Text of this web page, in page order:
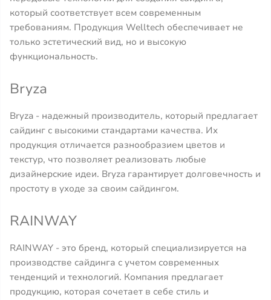
который соответствует всем современным
требованиям. Продукция Welltech обеспечивает не
только эстетический вид, но и высокую
функциональность.
Bryza
Bryza - надежный производитель, который предлагает
сайдинг с высокими стандартами качества. Их
продукция отличается разнообразием цветов и
текстур, что позволяет реализовать любые
дизайнерские идеи. Bryza гарантирует долговечность и
простоту в уходе за своим сайдингом.
RAINWAY
RAINWAY - это бренд, который специализируется на
производстве сайдинга с учетом современных
тенденций и технологий. Компания предлагает
продукцию, которая сочетает в себе стиль и